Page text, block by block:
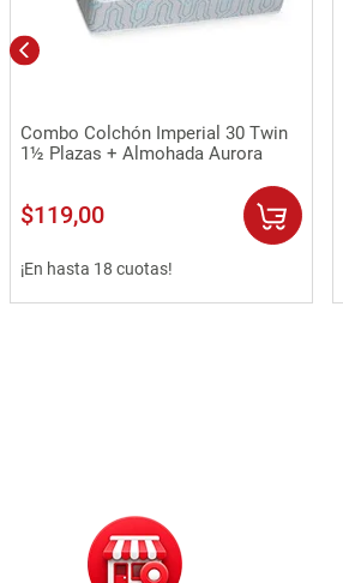
Vista rápida
Combo Colchón Imperial 30 Twin
1½ Plazas + Almohada Aurora
$119,00
¡En hasta 18 cuotas!